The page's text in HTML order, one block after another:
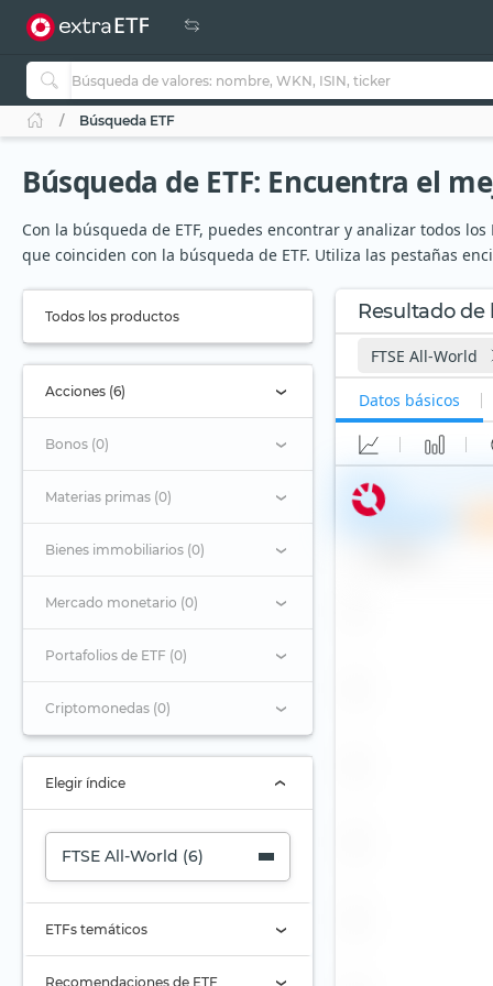
Búsqueda ETF
Búsqueda de ETF: Encuentra el
Con la búsqueda de ETF, puedes encontrar y analizar todos
que coinciden con la búsqueda de ETF. Utiliza las pestañas
Todos los productos
Acciones (6)
Bonos (0)
Materias primas (0)
Bienes immobiliarios (0)
Mercado monetario (0)
Portafolios de ETF (0)
Criptomonedas (0)
Elegir índice
FTSE All-World (6)
ETFs temáticos
Recomendaciones de ETF
Resultado
FTSE All-World
Datos básicos
ETF (Acc)
Recomendación